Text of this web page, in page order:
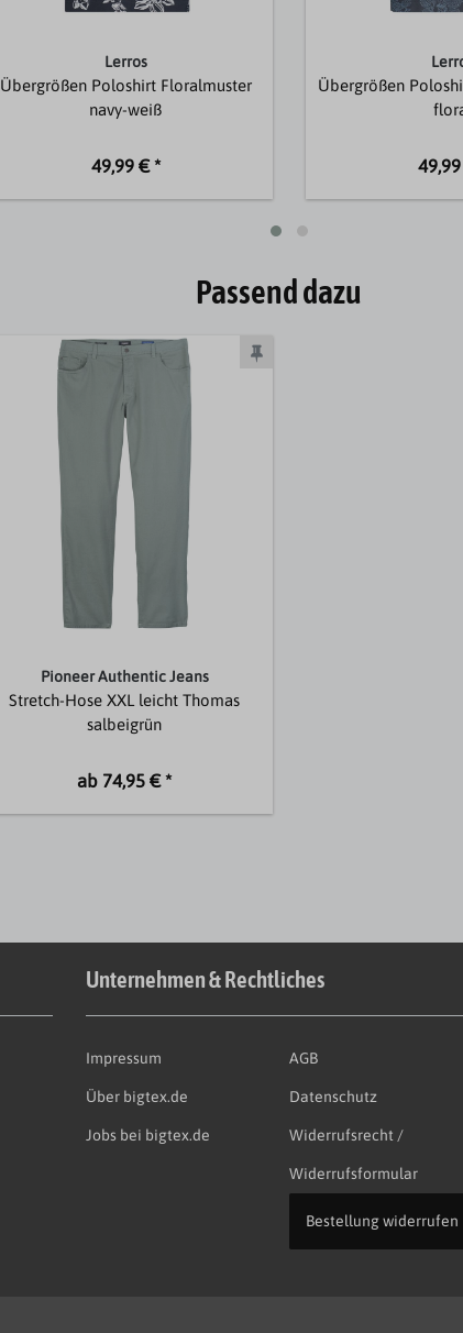
Lerros
Übergrößen Poloshirt Floralmuster
navy-weiß
49,99 € *
Übergrößen
Passend dazu
Pioneer Authentic Jeans
Stretch-Hose XXL leicht Thomas
salbeigrün
ab 74,95 € *
Unternehmen & Rechtliches
Impressum
Über bigtex.de
Jobs bei bigtex.de
AGB
Datenschutz
Widerrufsrecht /
Widerrufsformular
Bestellung widerrufen